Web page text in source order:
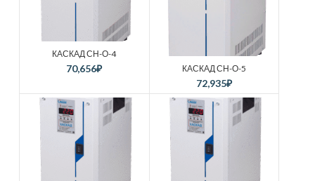
КАСКАД СН-О-4
70,656₽ КАСКАД СН-О-5
72,935₽